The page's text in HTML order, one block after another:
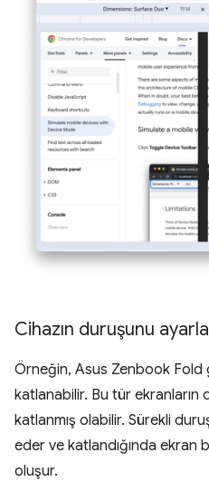
Cihazın duruşunu
Örneğin, Asus Zenbook Fold
katlanabilir. Bu tür ekranların
katlanmış olabilir. Sürekli
eder ve katlandığında ekran
oluşur.